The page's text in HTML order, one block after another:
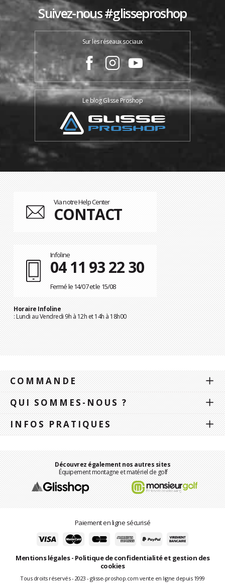
Suivez-nous #glisseproshop
Sur les réseaux sociaux
Le blog Glisse Proshop
Via notre Help Center
CONTACT
Infoline
04 11 93 22 30
Fermé le 14/07 et le 15/08
Horaire Infoline
: Lundi au Vendredi 9h à 12h et 14h à 18h00
COMMANDE
QUI SOMMES-NOUS ?
INFOS PRATIQUES
Découvrez également nos autres sites
Équipement montagne et matériel de golf
Paiement en ligne sécurisé
Mentions légales- Politique de confidentialité et gestion des
cookies
Tous droits réservés - 2023 - glisse-proshop.com vente en ligne depuis 1999